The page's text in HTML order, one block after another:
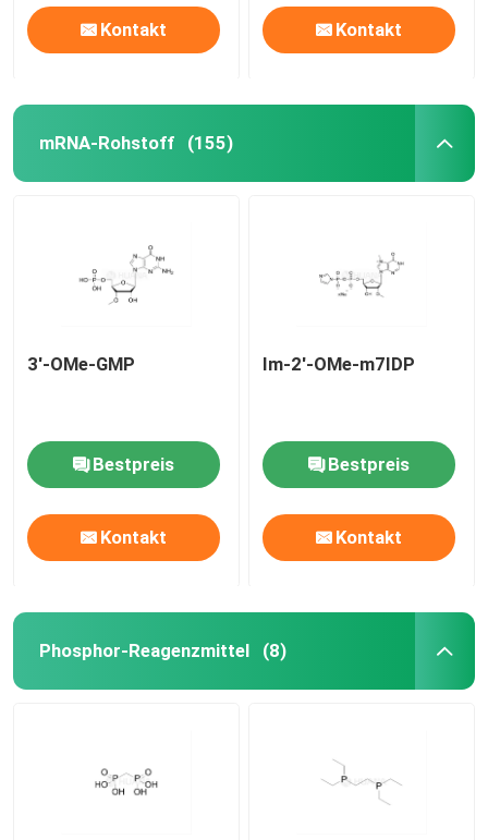
Kontakt Kontakt
mRNA-Rohstoff (155)
3'-OMe-GMP
Bestpreis
Kontakt
Im-2'-OMe-m7IDP
Bestpreis
Kontakt
Phosphor-Reagenzmittel (8)